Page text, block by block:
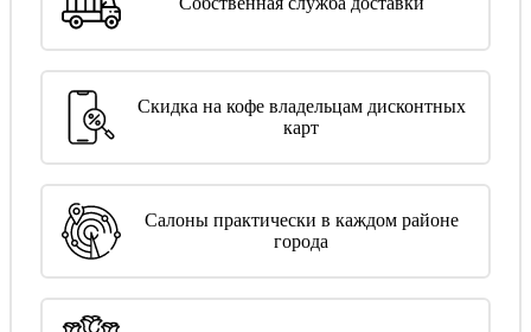
Скидка на кофе владельцам дисконтных
карт
Салоны практически в каждом районе
города